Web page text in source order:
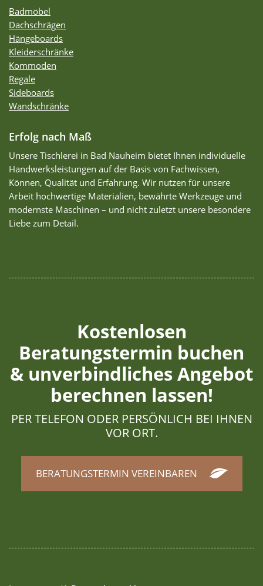
Badmöbel
Dachschrägen
Hängeboards
Kleiderschränke
Kommoden
Regale
Sideboards
Wandschränke
Erfolg nach Maß
Unsere Tischlerei in Bad Nauheim bietet Ihnen individuelle
Handwerksleistungen auf der Basis von Fachwissen,
Können, Qualität und Erfahrung. Wir nutzen für unsere
Arbeit hochwertige Materialien, bewährte Werkzeuge und
modernste Maschinen – und nicht zuletzt unsere besondere
Liebe zum Detail.
Kostenlosen
Beratungstermin buchen
& unverbindliches Angebot
berechnen lassen!
PER TELEFON ODER PERSÖNLICH BEI IHNEN
VOR ORT.
BERATUNGSTERMIN VEREINBAREN